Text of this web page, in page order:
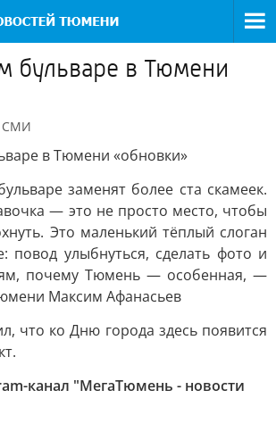
бульваре в Тюмени
СМИ
в Тюмени «обновки»
заменят более ста скамеек.
— это не просто место, чтобы
Это маленький тёплый слоган
повод улыбнуться, сделать фото и
почему Тюмень — особенная, —
Максим Афанасьев
что ко Дню города здесь появится
канал "МегаТюмень - новости